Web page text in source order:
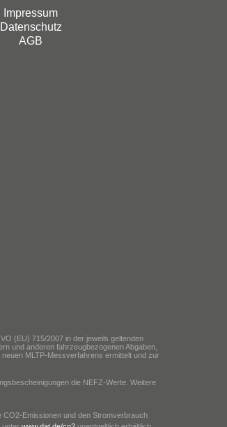
Impressum
Datenschutz
AGB
(EU) 715/2007 in der jeweils geltenden
und anderen fahrzeugbezogenen Abgaben,
MLTP-Messverfahrens ermittelt und zur
die NEFZ-Werte. Weitere
CO2-Emissionen und den Stromverbrauch